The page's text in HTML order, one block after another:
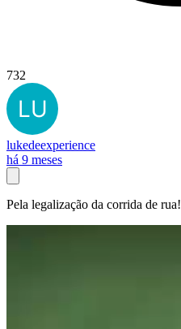
732
lukedeexperience
há 9 meses
Pela legalização da corrida de rua!